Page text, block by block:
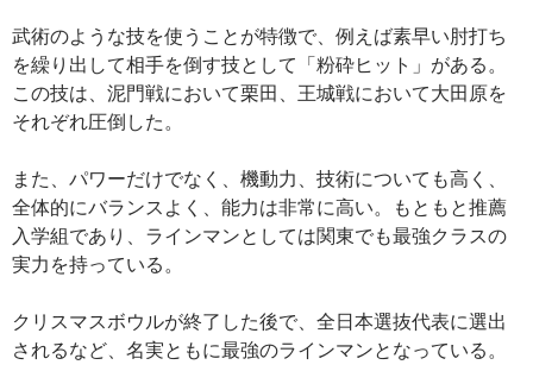
武術のような技を使うことが特徴で、例えば素早い肘打ち
を繰り出して相手を倒す技として「粉砕ヒット」がある。
この技は、泥門戦において栗田、王城戦において大田原を
それぞれ圧倒した。
また、パワーだけでなく、機動力、技術についても高く、
全体的にバランスよく、能力は非常に高い。もともと推薦
入学組であり、ラインマンとしては関東でも最強クラスの
実力を持っている。
クリスマスボウルが終了した後で、全日本選抜代表に選出
されるなど、名実ともに最強のラインマンとなっている。